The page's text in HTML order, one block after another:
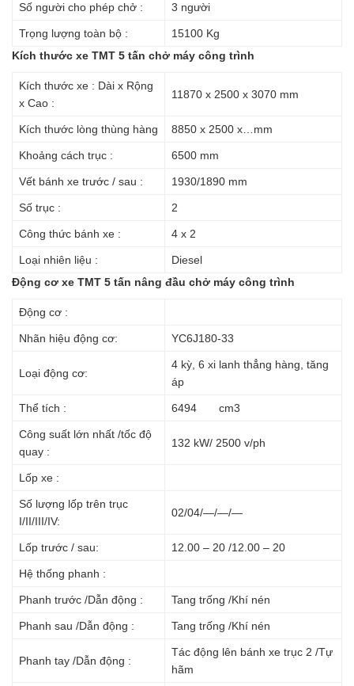
Số người cho phép chở : 3 người
Trọng lượng toàn bộ :
15100 Kg
Kích thước xe TMT 5 tấn chở máy công trình
Kích thước xe : Dài x Rộng
x Cao :
11870 x 2500 x 3070 mm
Kích thước lòng thùng hàng 8850 x 2500 x…mm
Khoảng cách trục : 6500 mm
Vết bánh xe trước / sau : 1930/1890 mm
Số trục : 2
Công thức bánh xe : 4 x 2
Loại nhiên liệu :
Diesel
Động cơ xe TMT 5 tấn nâng đầu chở máy công trình
Động cơ :
Nhãn hiệu động cơ: YC6J180-33
Loại động cơ:
4 kỳ, 6 xi lanh thẳng hàng, tăng
áp
Thể tích : 6494 cm3
Công suất lớn nhất /tốc độ
quay :
132 kW/ 2500 v/ph
Lốp xe :
Số lượng lốp trên trục
I/II/III/IV:
02/04/—/—/—
Lốp trước / sau: 12.00 – 20 /12.00 – 20
Hệ thống phanh :
Phanh trước /Dẫn động : Tang trống /Khí nén
Phanh sau /Dẫn động : Tang trống /Khí nén
Phanh tay /Dẫn động :
Tác động lên bánh xe trục 2 /Tự
hãm